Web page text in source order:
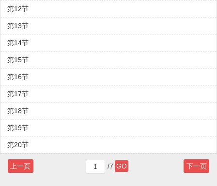
第12节
第13节
第14节
第15节
第16节
第17节
第18节
第19节
第20节
上一页 /7 GO 下一页